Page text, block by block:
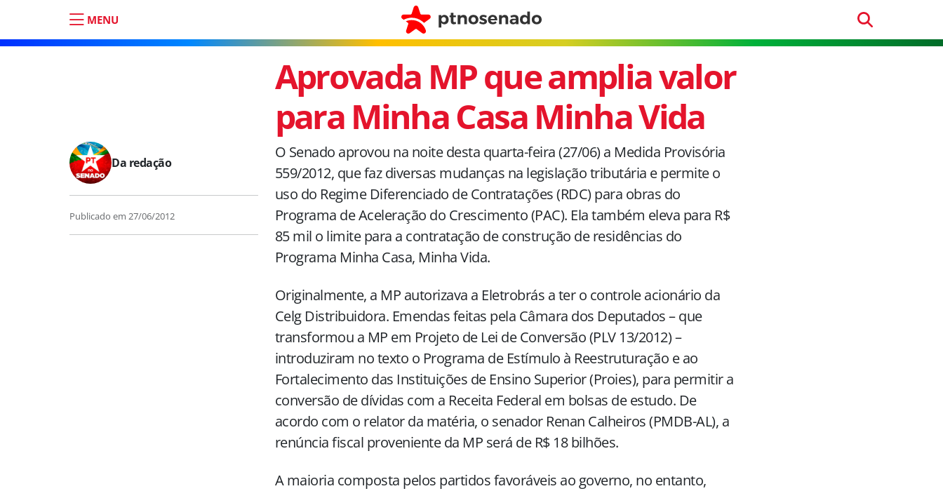
MENU
Aprovada MP que amplia valor
para Minha Casa Minha Vida
Da redação
Publicado em 27/06/2012
O Senado aprovou na noite desta quarta-feira (27/06) a Medida Provisória
559/2012, que faz diversas mudanças na legislação tributária e permite o
uso do Regime Diferenciado de Contratações (RDC) para obras do
Programa de Aceleração do Crescimento (PAC). Ela também eleva para R$
85 mil o limite para a contratação de construção de residências do
Programa Minha Casa, Minha Vida.
Originalmente, a MP autorizava a Eletrobrás a ter o controle acionário da
Celg Distribuidora. Emendas feitas pela Câmara dos Deputados – que
transformou a MP em Projeto de Lei de Conversão (PLV 13/2012) –
introduziram no texto o Programa de Estímulo à Reestruturação e ao
Fortalecimento das Instituições de Ensino Superior (Proies), para permitir a
conversão de dívidas com a Receita Federal em bolsas de estudo. De
acordo com o relator da matéria, o senador Renan Calheiros (PMDB-AL), a
renúncia fiscal proveniente da MP será de R$ 18 bilhões.
A maioria composta pelos partidos favoráveis ao governo, no entanto,